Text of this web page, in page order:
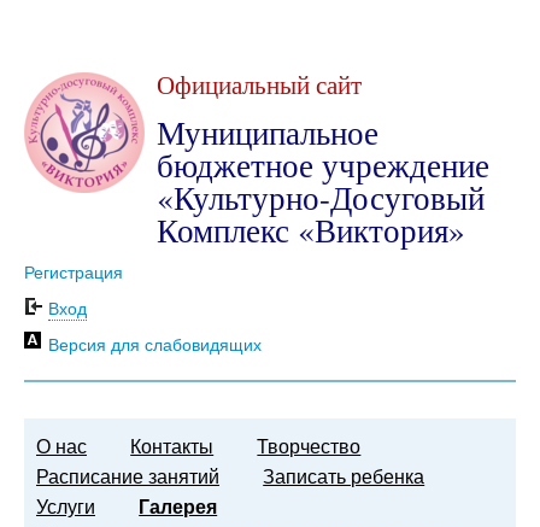
Официальный сайт
Муниципальное
бюджетное учреждение
«Культурно-Досуговый
Комплекс «Виктория»
Регистрация
Вход
Версия для слабовидящих
О нас Контакты
Творчество
Расписание занятий
Записать ребенка
Услуги
Галерея